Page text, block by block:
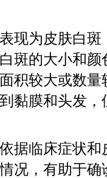
为皮肤白斑
斑的大小和
积较大或数
黏膜和头发
临床症状和
况，有助于